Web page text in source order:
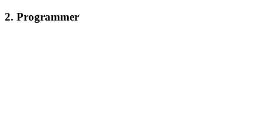
2. Programmer